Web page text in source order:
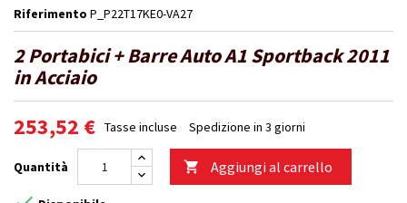
Riferimento P_P22T17KE0-VA27
2 Portabici + Barre Auto A1 Sportback 2011
in Acciaio
253,52 € Tasse incluse Spedizione in 3 giorni
Quantità  Aggiungi al carrello